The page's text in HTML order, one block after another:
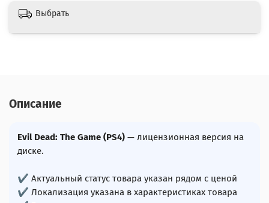
Выбрать
Описание
Evil Dead: The Game (PS4) — лицензионная версия на
диске.
✔ Актуальный статус товара указан рядом с ценой
✔ Локализация указана в характеристиках товара